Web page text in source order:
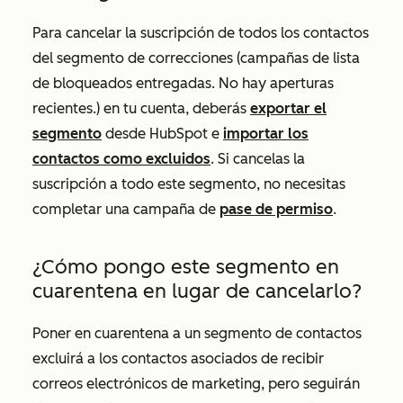
Para cancelar la suscripción de todos los contactos
del segmento de correcciones (campañas de lista
de bloqueados entregadas. No hay aperturas
recientes.) en tu cuenta, deberás exportar el
segmento desde HubSpot e importar los
contactos como excluidos. Si cancelas la
suscripción a todo este segmento, no necesitas
completar una campaña de pase de permiso.
¿Cómo pongo este segmento en
cuarentena en lugar de cancelarlo?
Poner en cuarentena a un segmento de contactos
excluirá a los contactos asociados de recibir
correos electrónicos de marketing, pero seguirán